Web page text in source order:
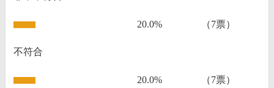
20.0% （7票）
不符合
20.0% （7票）